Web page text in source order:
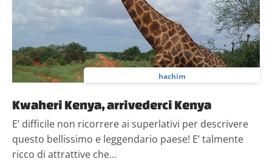
pubblicità e social media, i quali potrebbero combinarle
con altre informazioni che hai fornito loro o che hanno
raccolto dal tuo utilizzo dei loro servizi.
hachim
Kwaheri Kenya, arrivederci Kenya
E’ difficile non ricorrere ai superlativi per descrivere
questo bellissimo e leggendario paese! E’ talmente
ricco di attrattive che...